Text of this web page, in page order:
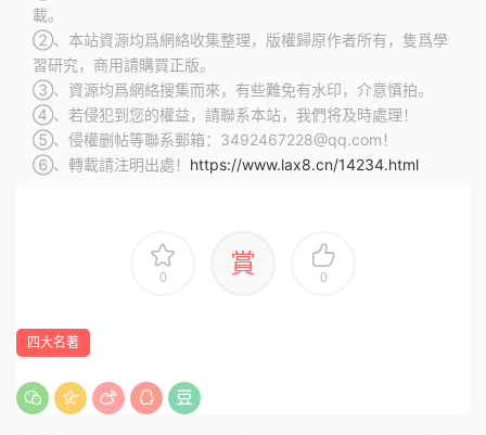
載。
②、本站資源均爲網絡收集整理，版權歸原作者所有，隻爲學
習研究，商用請購買正版。
③、資源均爲網絡搜集而來，有些難免有水印，介意慎拍。
④、若侵犯到您的權益，請聯系本站，我們将及時處理！
⑤、侵權删帖等聯系郵箱：3492467228@qq.com！
⑥、轉載請注明出處！ https://www.lax8.cn/14234.html
0 賞 0
四大名著